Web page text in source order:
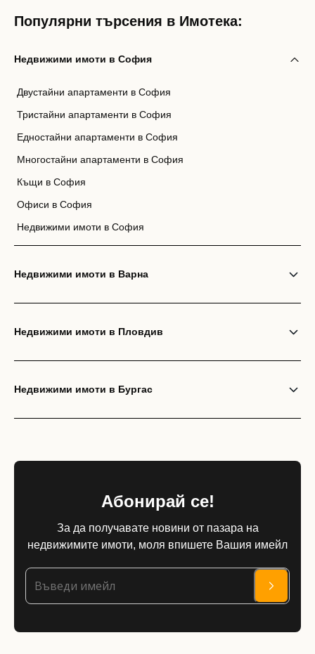
Популярни търсения в Имотека:
Недвижими имоти в София
Двустайни апартаменти в София
Тристайни апартаменти в София
Едностайни апартаменти в София
Многостайни апартаменти в София
Къщи в София
Офиси в София
Недвижими имоти в София
Недвижими имоти в Варна
Недвижими имоти в Пловдив
Недвижими имоти в Бургас
Абонирай се!
За да получавате новини от пазара на
недвижимите имоти, моля впишете Вашия имейл